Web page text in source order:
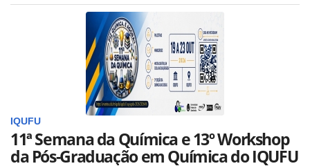
IQUFU
11ª Semana da Química e 13º Workshop
da Pós-Graduação em Química do IQUFU